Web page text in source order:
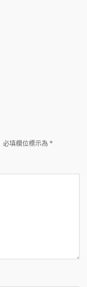
必填欄位標示為 *